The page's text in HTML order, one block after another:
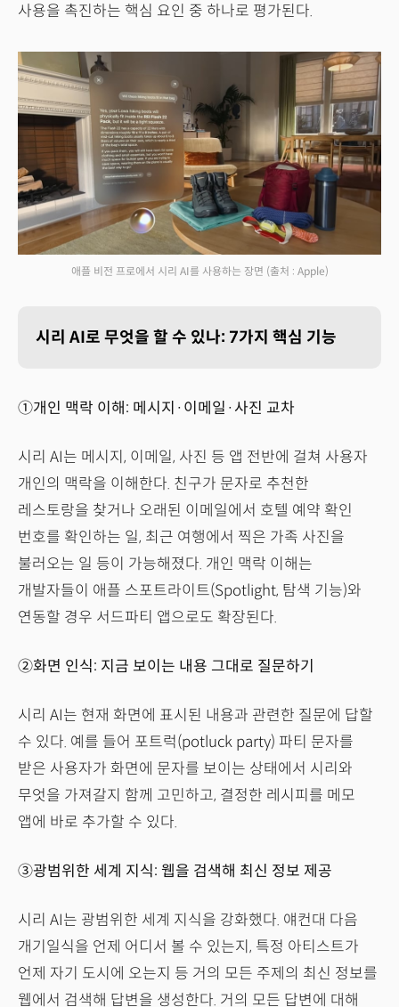
사용을 촉진하는 핵심 요인 중 하나로 평가된다.
애플 비전 프로에서 시리 AI를 사용하는 장면 (출처 : Apple)
시리 AI로 무엇을 할 수 있나: 7가지 핵심 기능
①개인 맥락 이해: 메시지·이메일·사진 교차
시리 AI는 메시지, 이메일, 사진 등 앱 전반에 걸쳐 사용자
개인의 맥락을 이해한다. 친구가 문자로 추천한
레스토랑을 찾거나 오래된 이메일에서 호텔 예약 확인
번호를 확인하는 일, 최근 여행에서 찍은 가족 사진을
불러오는 일 등이 가능해졌다. 개인 맥락 이해는
개발자들이 애플 스포트라이트(Spotlight, 탐색 기능)와
연동할 경우 서드파티 앱으로도 확장된다.
②화면 인식: 지금 보이는 내용 그대로 질문하기
시리 AI는 현재 화면에 표시된 내용과 관련한 질문에 답할
수 있다. 예를 들어 포트럭(potluck party) 파티 문자를
받은 사용자가 화면에 문자를 보이는 상태에서 시리와
무엇을 가져갈지 함께 고민하고, 결정한 레시피를 메모
앱에 바로 추가할 수 있다.
③광범위한 세계 지식: 웹을 검색해 최신 정보 제공
시리 AI는 광범위한 세계 지식을 강화했다. 얘컨대 다음
개기일식을 언제 어디서 볼 수 있는지, 특정 아티스트가
언제 자기 도시에 오는지 등 거의 모든 주제의 최신 정보를
웹에서 검색해 답변을 생성한다. 거의 모든 답변에 대해